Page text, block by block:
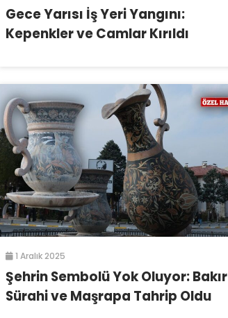
Gece Yarısı İş Yeri Yangını:
Kepenkler ve Camlar Kırıldı
1 Aralık 2025
Şehrin Sembolü Yok Oluyor: Bakır
Sürahi ve Maşrapa Tahrip Oldu